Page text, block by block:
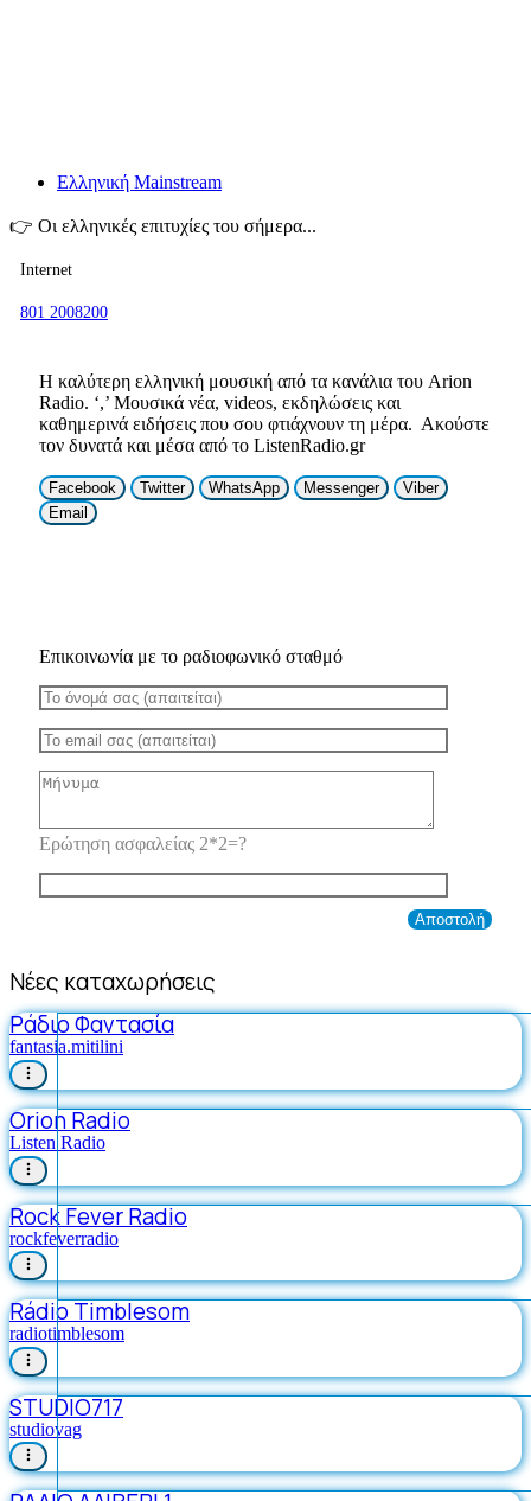
Ελληνική Mainstream
👉 Οι ελληνικές επιτυχίες του σήμερα...
Internet
801 2008200
Η καλύτερη ελληνική μουσική από τα κανάλια του Arion
Radio. ‘,’ Mουσικά νέα, videos, εκδηλώσεις και
καθημερινά ειδήσεις που σου φτιάχνουν τη μέρα. Ακούστε
τον δυνατά και μέσα από το ListenRadio.gr
Facebook Twitter WhatsApp Messenger
Viber
Email
Επικοινωνία με το ραδιοφωνικό σταθμό
Ερώτηση ασφαλείας 2*2=?
Νέες καταχωρήσεις
Ράδιο Φαντασία
fantasia.mitilini
Orion Radio
Listen Radio
Rock Fever Radio
rockfeverradio
Rádio Timblesom
radiotimblesom
STUDIO717
studiovag